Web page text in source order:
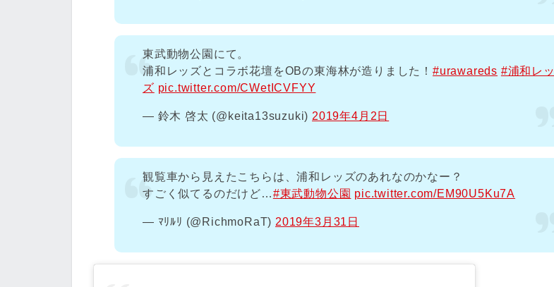
東武動物公園にて。
浦和レッズとコラボ花壇をOBの東海林が造りました！ #urawareds #浦和レッ
ズ pic.twitter.com/CWetICVFYY
— 鈴木 啓太 (@keita13suzuki) 2019年4月2日
観覧車から見えたこちらは、浦和レッズのあれなのかなー？
すごく似てるのだけど…#東武動物公園 pic.twitter.com/EM90U5Ku7A
— ﾏﾘﾙﾘ (@RichmoRaT) 2019年3月31日